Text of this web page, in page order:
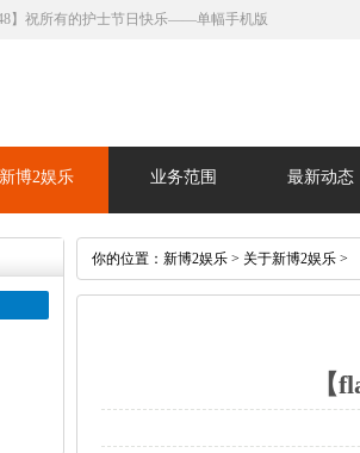
48】祝所有的护士节日快乐——单幅手机版
博2娱乐 业务范围 最新动态
你的位置： 新博2娱乐 > 关于新博2娱乐 >
【